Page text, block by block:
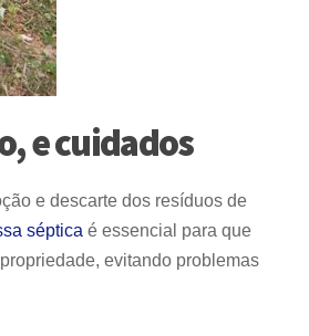
e cuidados
e descarte dos resíduos de
séptica é essencial para que
evitando problemas